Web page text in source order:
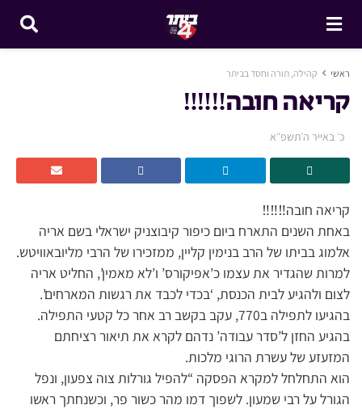
ראשי קהילה, תורה וחסד בביתר
קריאה חובה‼‼‼
כ׳ באייר ה׳תשפ״א
קריאה חובה‼‼‼
באחת השנים התארח ביום כיפור קיבוצניק ישראלי בשם אריה
אלמוג בביתו של הרב בנימין קליין, ממזכירו של הרבי מליובאוויטש.
למרות שהגדיר את עצמו כ’אפיקורס’ ו’לא מאמין’, החליט אריה
לצום ולהגיע לבית הכנסת, ‘בכדי לכבד את רגשות המארחים’.
בהגיעו לתפילה ב770, עקב בקשב רב אחר כל קטעי התפילה.
בהגיע החזן ל’סדר עבודה’ נדהם לקרא את תיאור רציחתם
המזעזע של עשרת הרוגי מלכות.
הוא התחלחל למקרא הפסקה “להפיל גורלות צוה צפעון, ונפל
הגורל על רבי שמעון. לשפוך דמו מהר כשור פר, וכשנחתך ראשו